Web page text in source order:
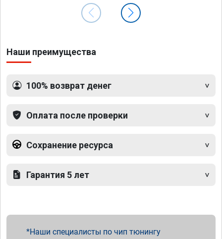
Наши преимущества
100% возврат денег
Оплата после проверки
Сохранение ресурса
Гарантия 5 лет
Наши специалисты по чип тюнингу